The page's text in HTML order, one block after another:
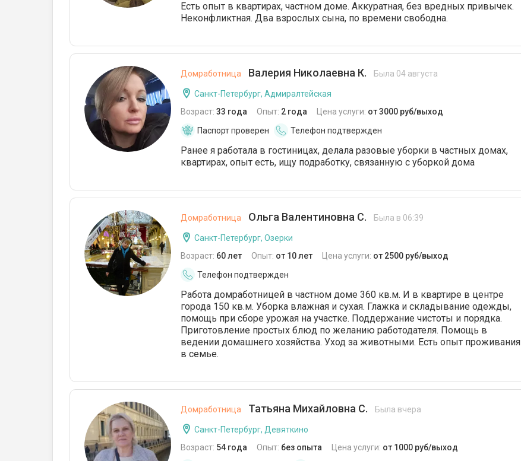
Есть опыт в квартирах, частном доме. Аккуратная, без вредных привычек.
Неконфликтная. Два взрослых сына, по времени свободна.
Домработница Валерия Николаевна К. Была 04 августа
Санкт-Петербург, Адмиралтейская
Возраст: 33 года Опыт: 2 года Цена услуги: от 3000 руб/выход
Паспорт проверен
Телефон подтвержден
Ранее я работала в гостиницах, делала разовые уборки в частных домах,
квартирах, опыт есть, ищу подработку, связанную с уборкой дома
Домработница Ольга Валентиновна С. Была в 06:39
Санкт-Петербург, Озерки
Возраст: 60 лет Опыт: от 10 лет Цена услуги: от 2500 руб/выход
Телефон подтвержден
Работа домработницей в частном доме 360 кв.м. И в квартире в центре
города 150 кв.м. Уборка влажная и сухая. Глажка и складывание одежды,
помощь при сборе урожая на участке. Поддержание чистоты и порядка.
Приготовление простых блюд по желанию работодателя. Помощь в
ведении домашнего хозяйства. Уход за животными. Есть опыт проживания
в семье.
Домработница Татьяна Михайловна С. Была вчера
Санкт-Петербург, Девяткино
Возраст: 54 года Опыт: без опыта Цена услуги: от 1000 руб/выход